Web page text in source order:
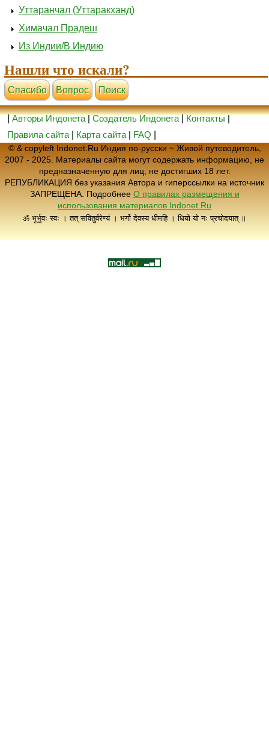
Уттаранчал (Уттаракханд)
Химачал Прадеш
Из Индии/В Индию
Нашли что искали?
Cпасибо Вопрос Поиск
|Авторы Индонета|Создатель Индонета|Контакты|
Правила сайта
Карта сайта | FAQ
© & copyleft Indonet.Ru Индия по-русски ~ Живой путеводитель,
2007 - 2025. Материалы сайта могут содержать информацию, не
предназначенную для лиц, не достигших 18 лет.
РЕПУБЛИКАЦИЯ без указания Автора и гиперссылки на источник
ЗАПРЕЩЕНА. Подробнее О правилах размещения и
использования материалов Indonet.Ru
ॐ भूर्भुवः स्वः । तत् सवितुर्वरेण्यं । भर्गो देवस्य धीमहि । धियो यो नः प्रचोदयात् ॥